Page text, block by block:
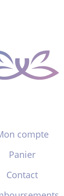
compte
Panier
Contact